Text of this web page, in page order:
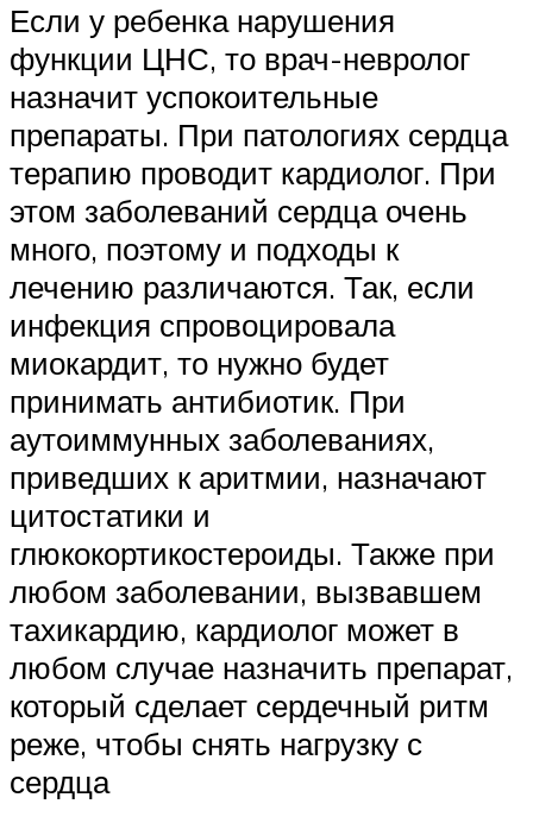
Если у ребенка нарушения
функции ЦНС, то врач-невролог
назначит успокоительные
препараты. При патологиях сердца
терапию проводит кардиолог. При
этом заболеваний сердца очень
много, поэтому и подходы к
лечению различаются. Так, если
инфекция спровоцировала
миокардит, то нужно будет
принимать антибиотик. При
аутоиммунных заболеваниях,
приведших к аритмии, назначают
цитостатики и
глюкокортикостероиды. Также при
любом заболевании, вызвавшем
тахикардию, кардиолог может в
любом случае назначить препарат,
который сделает сердечный ритм
реже, чтобы снять нагрузку с
сердца